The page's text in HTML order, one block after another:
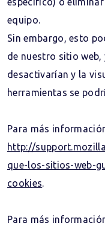
equipo.
Sin embargo, esto
de nuestro sitio
desactivarían y la
herramientas se
Para más
http://
que-los-sitios-web-
cookies.
Para más